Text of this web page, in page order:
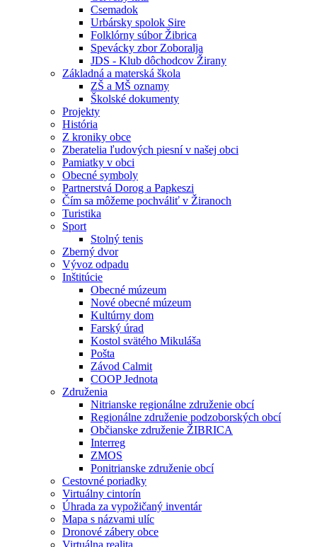
Csemadok
Urbársky spolok Sire
Folklórny súbor Žibrica
Spevácky zbor Zoboralja
JDS - Klub dôchodcov Žirany
Základná a materská škola
ZŠ a MŠ oznamy
Školské dokumenty
Projekty
História
Z kroniky obce
Zberatelia ľudových piesní v našej obci
Pamiatky v obci
Obecné symboly
Partnerstvá Dorog a Papkeszi
Čím sa môžeme pochváliť v Žiranoch
Turistika
Sport
Stolný tenis
Zberný dvor
Vývoz odpadu
Inštitúcie
Obecné múzeum
Nové obecné múzeum
Kultúrny dom
Farský úrad
Kostol svätého Mikuláša
Pošta
Závod Calmit
COOP Jednota
Združenia
Nitrianske regionálne združenie obcí
Regionálne združenie podzoborských obcí
Občianske združenie ŽIBRICA
Interreg
ZMOS
Ponitrianske združenie obcí
Cestovné poriadky
Virtuálny cintorín
Úhrada za vypožičaný inventár
Mapa s názvami ulíc
Dronové zábery obce
Virtuálna realita